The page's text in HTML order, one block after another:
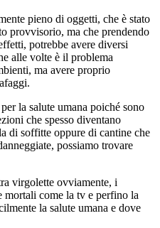
pieno di oggetti, che è stato
provvisorio, ma che prendendo
potrebbe avere diversi
alle volte è il problema
ma avere proprio
la salute umana poiché sono
che spesso diventano
di soffitte oppure di cantine che
possiamo trovare
virgolette ovviamente, i
come la tv e perfino la
la salute umana e dove